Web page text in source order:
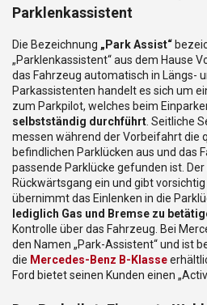
Parklenkassistent
Die Bezeichnung „Park Assist“
„Parklenkassistent“ aus dem Hause
das Fahrzeug automatisch in Längs-
Parkassistenten handelt es sich um
zum Parkpilot, welches beim
selbstständig durchführt . Seitliche
messen während der Vorbeifahrt die
befindlichen Parklücken aus und das
passende Parklücke gefunden ist.
Rückwärtsgang ein und gibt
übernimmt das Einlenken in die
lediglich Gas und Bremse zu
Kontrolle über das Fahrzeug. Bei
den Namen „Park-Assistent“ und ist
die Mercedes-Benz B-Klasse
Ford bietet seinen Kunden einen